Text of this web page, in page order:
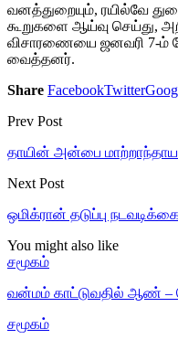
வனத்துறையும், ரயில்வே
கூறுகளை ஆய்வு செய்து,
விசாரணையை ஜனவரி 7-ம்
வைத்தனர்.
Share FacebookTwitter
Prev Post
தாயின் அன்பை
Next Post
ஒமிக்ரான் தடுப்பு
You might also like
சமூகம்
வன்மம் காட்டுவதில் ஆண் –
சமூகம்